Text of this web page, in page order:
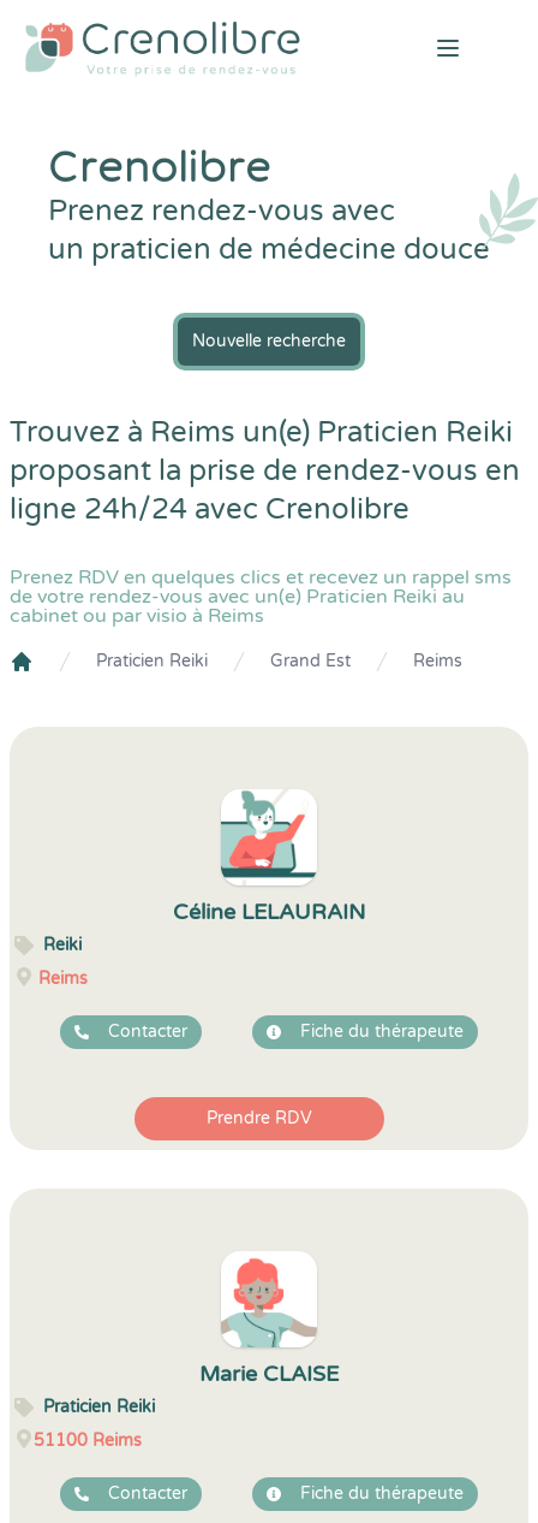
Open
Crenolibre
Prenez rendez-vous avec
un praticien de médecine douce
Nouvelle recherche
Trouvez à Reims un(e) Praticien Reiki
proposant la prise de rendez-vous en
ligne 24h/24 avec Crenolibre
Prenez RDV en quelques clics et recevez un rappel sms
de votre rendez-vous avec un(e) Praticien Reiki au
cabinet ou par visio à Reims
Praticien Reiki Grand Est Reims
Céline LELAURAIN
Reiki
Reims
Contacter Fiche du thérapeute
Prendre RDV
Marie CLAISE
Praticien Reiki
51100 Reims
Contacter Fiche du thérapeute